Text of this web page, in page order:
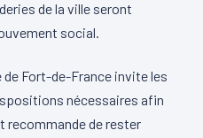
de la ville seront
social.
Fort-de-France invite les
nécessaires afin
recommande de rester